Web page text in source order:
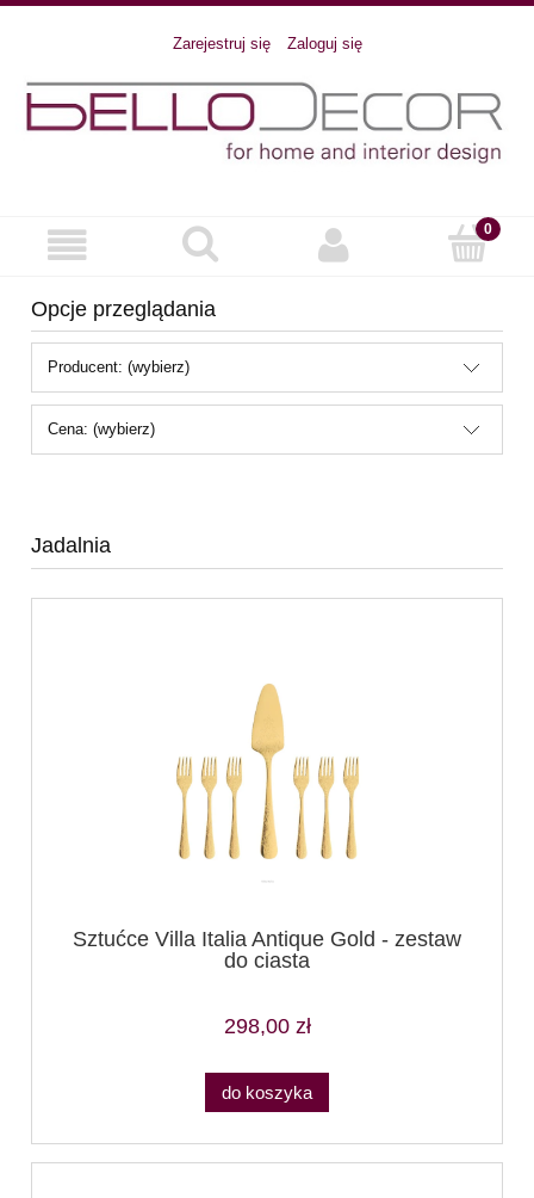
Zarejestruj się Zaloguj się
Opcje przeglądania
Producent: (wybierz)
Cena: (wybierz)
Jadalnia
Sztućce Villa Italia Antique Gold - zestaw
do ciasta
298,00 zł
do koszyka